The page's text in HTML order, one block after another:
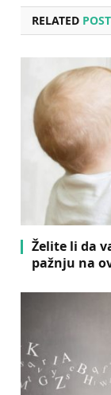
RELATED
Želite li da
pažnju na